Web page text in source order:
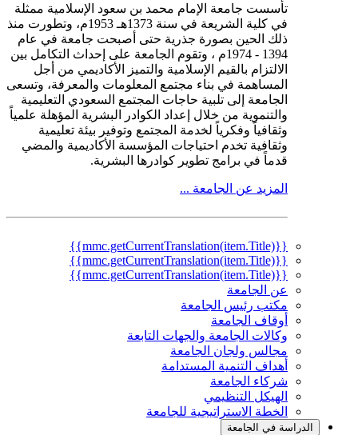
تأسست جامعة الإمام محمد بن سعود الإسلامية ممثلة
في كلية الشريعة في سنة 1373هـ 1953م، وتطورت منذ
ذلك الحين بصورة جذرية حتى أصبحت جامعة في عام
1394 - 1974م ، وتقوم الجامعة على إحداث التكامل بين
الالتزام بالقيم الإسلامية والتميز الأكاديمي من أجل
المساهمة في بناء مجتمع المعلومات والمعرفة، وتسعى
الجامعة إلى تلبية حاجات المجتمع السعودي التعليمية
والتنموية من خلال إعداد الكوادر البشرية المؤهلة علمياً
وثقافياً وفكرياً لخدمة المجتمع وتوفير بيئة تعليمية
وثقافية تخدم احتياجات المؤسسة الأكاديمية والمضي
قدماً في برامج تطوير كوادرها البشرية.
المزيد عن الجامعة ...
{{mmc.getCurrentTranslation(item.Title)}}
{{mmc.getCurrentTranslation(item.Title)}}
{{mmc.getCurrentTranslation(item.Title)}}
عن الجامعة
مكتب رئيس الجامعة
أوقاف الجامعة
وكالات الجامعة والجهات التابعة
مجالس ولجان الجامعة
أهداف التنمية المستدامة
شركاء الجامعة
الهيكل التنظيمي
الخطة الاستراتيجية للجامعة
الدراسة في الجامعة